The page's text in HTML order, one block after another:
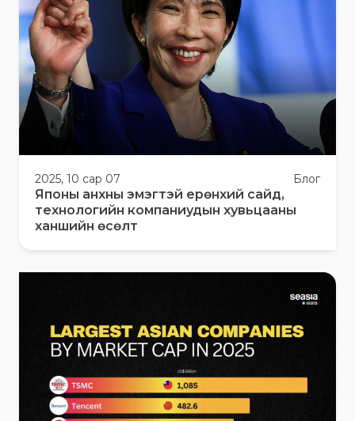
2025, 10 сар 07 Блог
Японы анхны эмэгтэй ерөнхий сайд,
технологийн компаниудын хувьцааны
ханшийн өсөлт